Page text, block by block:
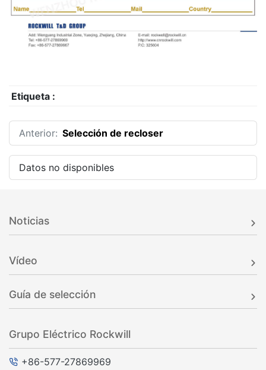
Etiqueta :
Anterior: Selección de recloser
Datos no disponibles
Noticias
Vídeo
Guía de selección
Grupo Eléctrico Rockwill
+86-577-27869969